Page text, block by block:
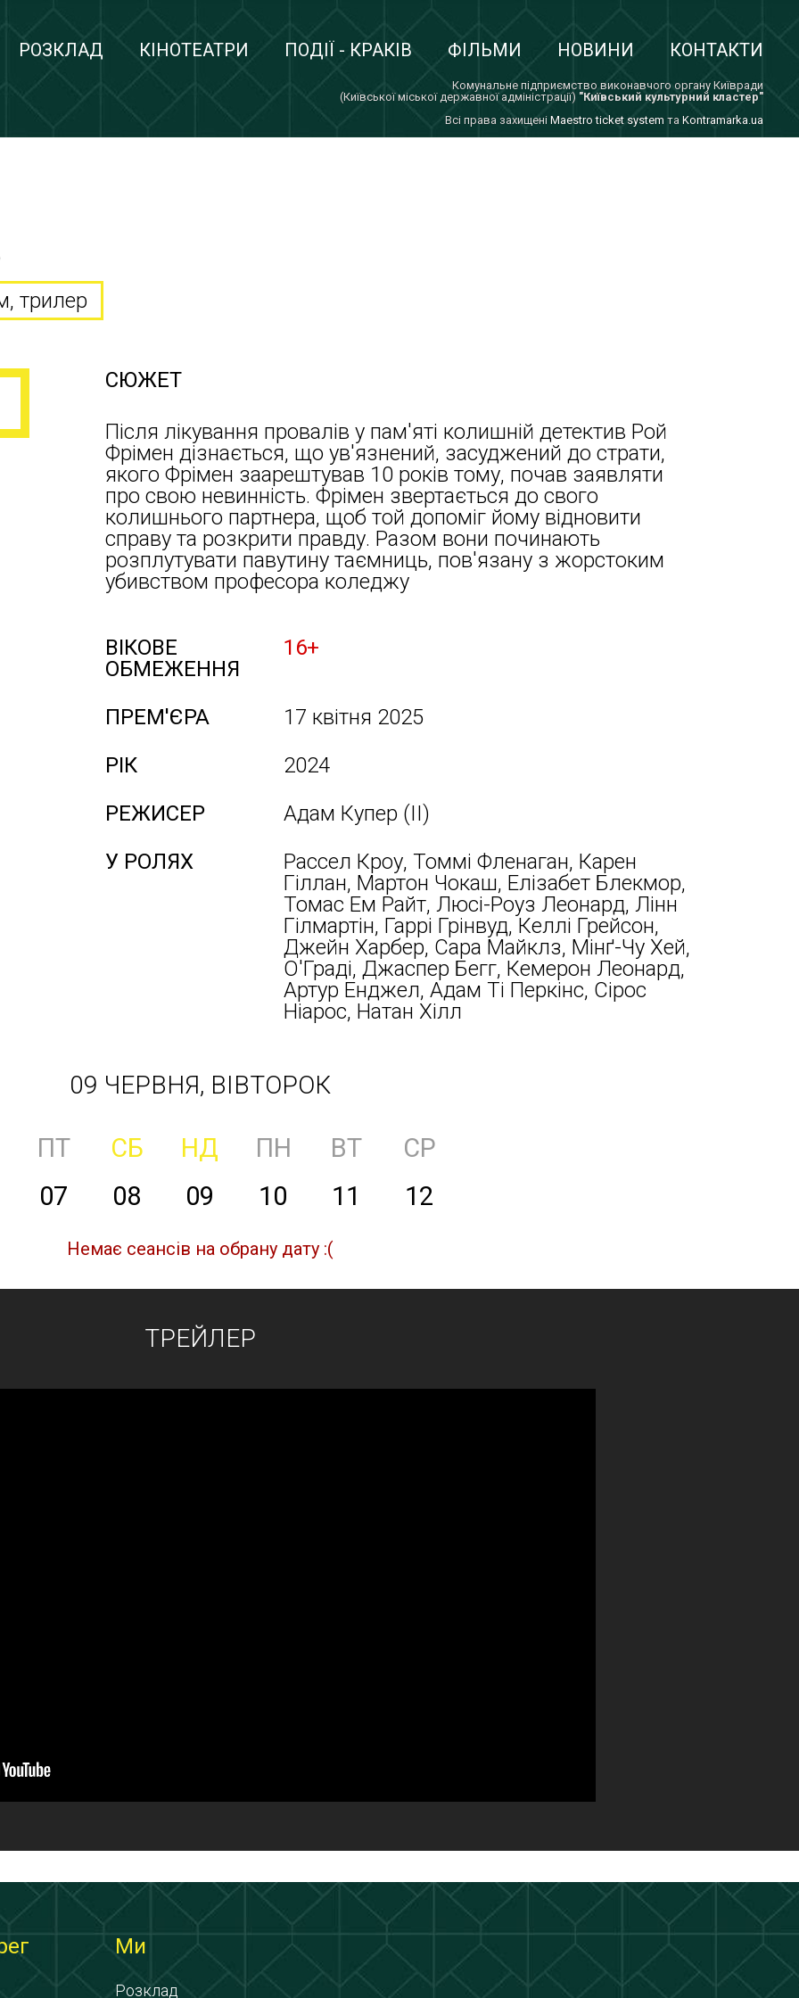
РОЗКЛАД КІНОТЕАТРИ ПОДІЇ - КРАКІВ ФІЛЬМИ НОВИНИ КОНТАКТИ
Комунальне підприємство виконавчого органу Київради
(Київської міської державної адміністрації) "Київський культурний кластер"
Всi права захищенi Maestro ticket system та Kontramarka.ua
трилер
СЮЖЕТ
Після лікування провалів у пам'яті колишній детектив Рой
Фрімен дізнається, що ув'язнений, засуджений до страти,
якого Фрімен заарештував 10 років тому, почав заявляти
про свою невинність. Фрімен звертається до свого
колишнього партнера, щоб той допоміг йому відновити
справу та розкрити правду. Разом вони починають
розплутувати павутину таємниць, пов'язану з жорстоким
убивством професора коледжу
ВІКОВЕ
ОБМЕЖЕННЯ
16+
ПРЕМ'ЄРА
17 квітня 2025
РІК
2024
РЕЖИСЕР
Адам Купер (ІІ)
У РОЛЯХ
Рассел Кроу, Томмі Фленаган, Карен
Гіллан, Мартон Чокаш, Елізабет Блекмор,
Томас Ем Райт, Люсі-Роуз Леонард, Лінн
Гілмартін, Гаррі Грінвуд, Келлі Грейсон,
Джейн Харбер, Сара Майклз, Мінґ-Чу Хей,
О'Граді, Джаспер Бегг, Кемерон Леонард,
Артур Енджел, Адам Ті Перкінс, Сірос
Ніарос, Натан Хілл
09 ЧЕРВНЯ, ВІВТОРОК
ПТ СБ НД ПН ВТ
СР
07 08 09 10 11 12
Немає сеансів на обрану дату :(
ТРЕЙЛЕР
Ми
Розклад